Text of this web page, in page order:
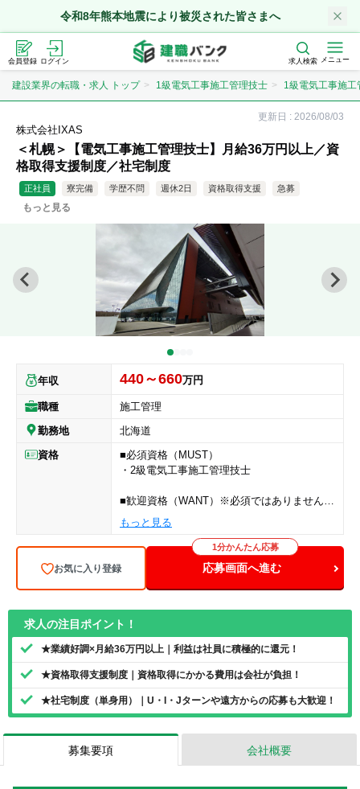
令和8年熊本地震により被災された皆さまへ
会員登録 ログイン 求人検索 メニュー
建設業界の転職・求人 トップ 1級電気工事施工管理技士 1級電気工事施
更新日 : 2026/08/03
株式会社IXAS
＜札幌＞【電気工事施工管理技士】月給36万円以上／資
格取得支援制度／社宅制度
正社員 寮完備 学歴不問 週休2日 資格取得支援 急募
資格取得
もっと見る
年収 440～660万円
職種
施工管理
勤務地
北海道
資格
■必須資格（MUST）
・2級電気工事施工管理技士
■歓迎資格（WANT）※必須ではありません
・1級電気工事施工管理技士
・普通自動車運転免許（AT限定可）
もっと見る
お気に入り登録 応募画面へ進む
1分かんたん応募
求人の注目ポイント！
★業績好調×月給36万円以上｜利益は社員に積極的に還元！
★資格取得支援制度｜資格取得にかかる費用は会社が負担！
★社宅制度（単身用）｜U・I・Jターンや遠方からの応募も大歓迎！
募集要項 会社概要